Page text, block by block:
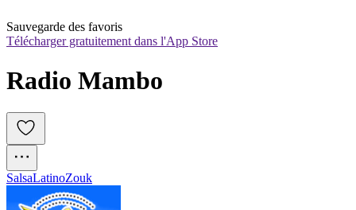
Sauvegarde des favoris
Télécharger gratuitement dans l'App Store
Radio Mambo
SalsaLatinoZouk